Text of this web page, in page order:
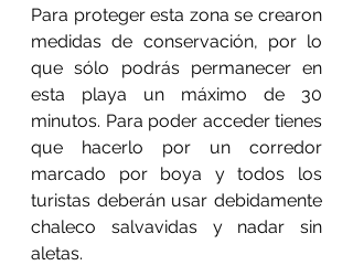
Para proteger esta zona se crearon
medidas de conservación, por lo
que sólo podrás permanecer en
esta playa un máximo de 30
minutos. Para poder acceder tienes
que hacerlo por un corredor
marcado por boya y todos los
turistas deberán usar debidamente
chaleco salvavidas y nadar sin
aletas.